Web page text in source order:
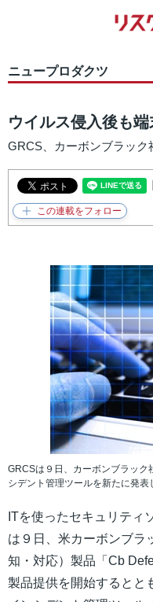
ニュープロダクツ
ウイルス侵入後も
GRCS、カーボンブラック
GRCSは９日、カーボンブラック
シデント管理ツールを新たに発表
ITを使ったセキュリティ
は９日、米カーボンブラ
知・対応）製品「Cb
製品提供を開始するとと